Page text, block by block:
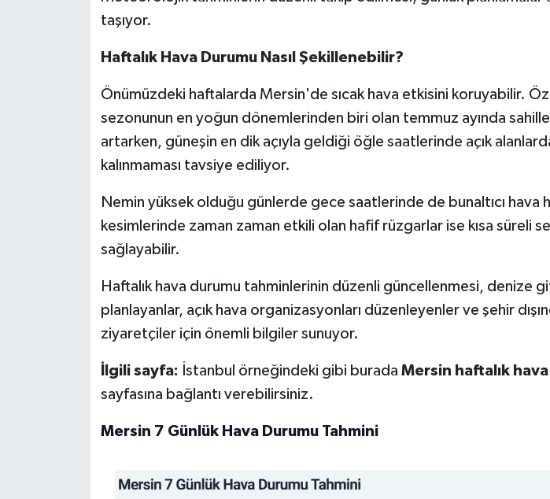
taşıyor.
Haftalık Hava Durumu Nasıl Şekillenebilir?
Önümüzdeki haftalarda Mersin'de sıcak hava etkisini koruyabilir.
sezonunun en yoğun dönemlerinden biri olan temmuz ayında
artarken, güneşin en dik açıyla geldiği öğle saatlerinde açık
kalınmaması tavsiye ediliyor.
Nemin yüksek olduğu günlerde gece saatlerinde de bunaltıcı hava
kesimlerinde zaman zaman etkili olan hafif rüzgarlar ise kısa süreli
sağlayabilir.
Haftalık hava durumu tahminlerinin düzenli güncellenmesi, denize
planlayanlar, açık hava organizasyonları düzenleyenler ve şehir
ziyaretçiler için önemli bilgiler sunuyor.
İlgili sayfa: İstanbul örneğindeki gibi burada Mersin haftalık
sayfasına bağlantı verebilirsiniz.
Mersin 7 Günlük Hava Durumu Tahmini